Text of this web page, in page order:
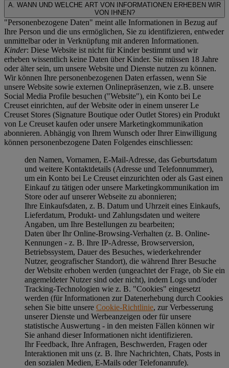
A. WANN UND WELCHE ART VON INFORMATIONEN ERHEBEN WIR
VON IHNEN?
"Personenbezogene Daten" meint alle Informationen in Bezug auf
Ihre Person und die uns ermöglichen, Sie zu identifizieren, entweder
unmittelbar oder in Verknüpfung mit anderen Informationen.
Kinder: Diese Website ist nicht für Kinder bestimmt und wir
erheben wissentlich keine Daten über Kinder. Sie müssen 18 Jahre
oder älter sein, um unsere Website und Dienste nutzen zu können.
Wir können Ihre personenbezogenen Daten erfassen, wenn Sie
unsere Website sowie externen Onlinepräsenzen, wie z.B. unsere
Social Media Profile besuchen ("Website"), ein Konto bei Le
Creuset einrichten, auf der Website oder in einem unserer Le
Creuset Stores (Signature Boutique oder Outlet Stores) ein Produkt
von Le Creuset kaufen oder unsere Marketingkommunikation
abonnieren. Abhängig von Ihrem Wunsch oder Ihrer Einwilligung
können personenbezogene Daten Folgendes einschliessen:
den Namen, Vornamen, E-Mail-Adresse, das Geburtsdatum
und weitere Kontaktdetails (Adresse und Telefonnummer),
um ein Konto bei Le Creuset einzurichten oder als Gast einen
Einkauf zu tätigen oder unsere Marketingkommunikation im
Store oder auf unserer Webseite zu abonnieren;
Ihre Einkaufsdaten, z. B. Datum und Uhrzeit eines Einkaufs,
Lieferdatum, Produkt- und Zahlungsdaten und weitere
Angaben, um Ihre Bestellungen zu bearbeiten;
Daten über Ihr Online-Browsing-Verhalten (z. B. Online-
Kennungen - z. B. Ihre IP-Adresse, Browserversion,
Betriebssystem, Dauer des Besuches, wiederkehrender
Nutzer, geografischer Standort), die während Ihrer Besuche
der Website erhoben werden (ungeachtet der Frage, ob Sie ein
angemeldeter Nutzer sind oder nicht), indem Logs und/oder
Tracking-Technologien wie z. B. "Cookies" eingesetzt
werden (für Informationen zur Datenerhebung durch Cookies
sehen Sie bitte unsere Cookie-Richtlinie, zur Verbesserung
unserer Dienste und Werbeanzeigen oder für unsere
statistische Auswertung - in den meisten Fällen können wir
Sie anhand dieser Informationen nicht identifizieren.
Ihr Feedback, Ihre Anfragen, Beschwerden, Fragen oder
Interaktionen mit uns (z. B. Ihre Nachrichten, Chats, Posts in
den sozialen Medien, E-Mails oder Telefonanrufe).